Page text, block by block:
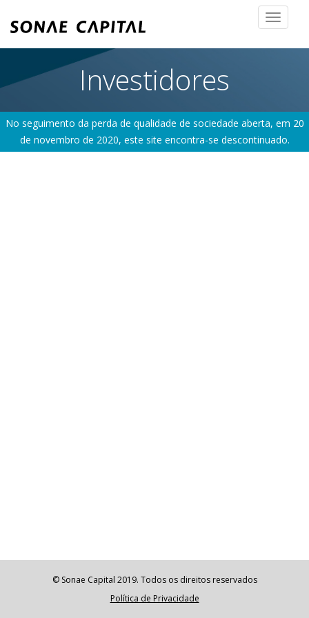
Toggle
Investidores
No seguimento da perda de qualidade de sociedade aberta, em 20
de novembro de 2020, este site encontra-se descontinuado.
© Sonae Capital 2019. Todos os direitos reservados
Política de Privacidade